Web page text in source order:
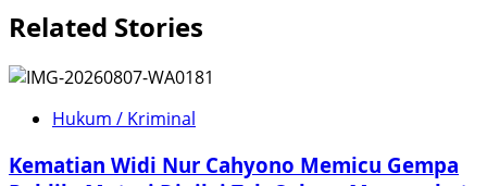
Related Stories
Hukum / Kriminal
Kematian Widi Nur Cahyono Memicu Gempa